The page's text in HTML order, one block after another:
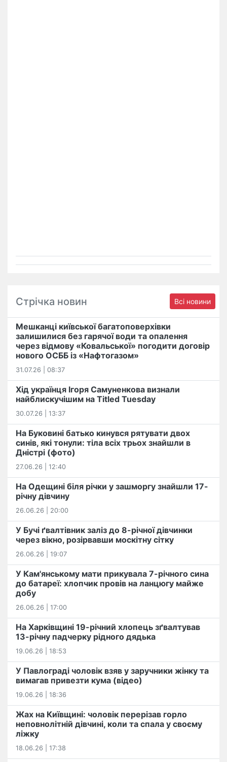
Стрічка новин Всі новини
Мешканці київської багатоповерхівки
залишилися без гарячої води та опалення
через відмову «Ковальської» погодити договір
нового ОСББ із «Нафтогазом»
31.07.26 | 08:37
Хід українця Ігоря Самуненкова визнали
найблискучішим на Titled Tuesday
30.07.26 | 13:37
На Буковині батько кинувся рятувати двох
синів, які тонули: тіла всіх трьох знайшли в
Дністрі (фото)
27.06.26 | 12:40
На Одещині біля річки у зашморгу знайшли 17-
річну дівчину
26.06.26 | 20:00
У Бучі ґвалтівник заліз до 8-річної дівчинки
через вікно, розірвавши москітну сітку
26.06.26 | 19:07
У Кам'янському мати прикувала 7-річного сина
до батареї: хлопчик провів на ланцюгу майже
добу
26.06.26 | 17:00
На Харківщині 19-річний хлопець​ ️зґвалтував
13-річну падчерку рідного дядька
19.06.26 | 18:53
У Павлограді чоловік взяв у заручники жінку та
вимагав привезти кума (відео)
19.06.26 | 18:36
Жах на Київщині: чоловік перерізав горло
неповнолітній дівчині, коли та спала у своєму
ліжку
18.06.26 | 17:38